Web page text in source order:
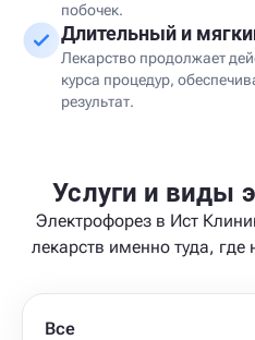
побочек.
Длительный и
Лекарство продолжает
курса процедур,
результат.
Услуги и виды
Электрофорез в Ист
лекарств именно туда,
Все